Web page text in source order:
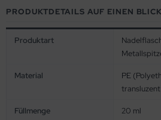
PRODUKTDETAILS AUF EINEN BLICK
Produktart
Material
PE
transluzent
Füllmenge 20 ml